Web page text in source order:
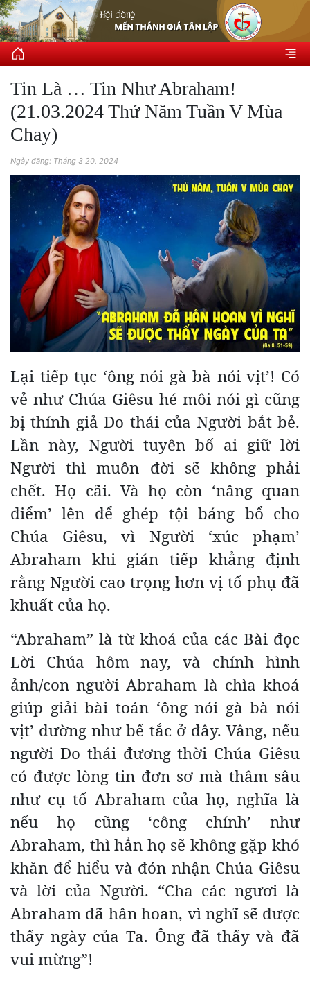
Tin Là … Tin Như Abraham!
(21.03.2024 Thứ Năm Tuần V Mùa
Chay)
Ngày đăng: Tháng 3 20, 2024
Lại tiếp tục ‘ông nói gà bà nói vịt’! Có
vẻ như Chúa Giêsu hé môi nói gì cũng
bị thính giả Do thái của Người bắt bẻ.
Lần này, Người tuyên bố ai giữ lời
Người thì muôn đời sẽ không phải
chết. Họ cãi. Và họ còn ‘nâng quan
điểm’ lên để ghép tội báng bổ cho
Chúa Giêsu, vì Người ‘xúc phạm’
Abraham khi gián tiếp khẳng định
rằng Người cao trọng hơn vị tổ phụ đã
khuất của họ.
“Abraham” là từ khoá của các Bài đọc
Lời Chúa hôm nay, và chính hình
ảnh/con người Abraham là chìa khoá
giúp giải bài toán ‘ông nói gà bà nói
vịt’ dường như bế tắc ở đây. Vâng, nếu
người Do thái đương thời Chúa Giêsu
có được lòng tin đơn sơ mà thâm sâu
như cụ tổ Abraham của họ, nghĩa là
nếu họ cũng ‘công chính’ như
Abraham, thì hẳn họ sẽ không gặp khó
khăn để hiểu và đón nhận Chúa Giêsu
và lời của Người. “Cha các ngươi là
Abraham đã hân hoan, vì nghĩ sẽ được
thấy ngày của Ta. Ông đã thấy và đã
vui mừng”!